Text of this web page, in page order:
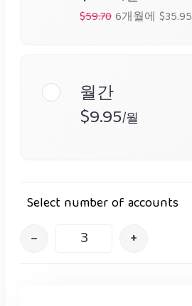
$59.706개월에 $35.95
월간
$9.95/월
Select number of accounts
– +